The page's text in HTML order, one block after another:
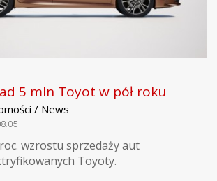
5 mln Toyot w pół roku
/ News
wzrostu sprzedaży aut
Toyoty.